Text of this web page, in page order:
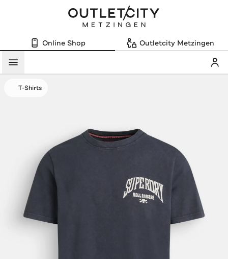
Online Shop Outletcity Metzingen
Menü
T-Shirts